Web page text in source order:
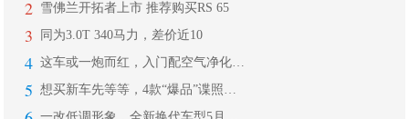
2 雪佛兰开拓者上市 推荐购买RS 65
3 同为3.0T 340马力，差价近10
4
5